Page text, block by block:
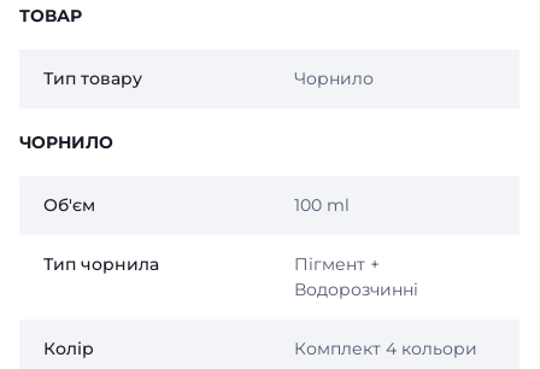
ТОВАР
Тип товару Чорнило
ЧОРНИЛО
Об'єм 100 ml
Тип чорнила
Пігмент +
Водорозчинні
Колір Комплект 4 кольори